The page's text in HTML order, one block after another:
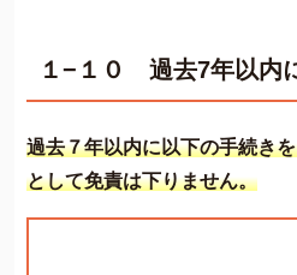
１−１０ 過去7年以内
過去７年以内に以下の手続き
として免責は下りません。